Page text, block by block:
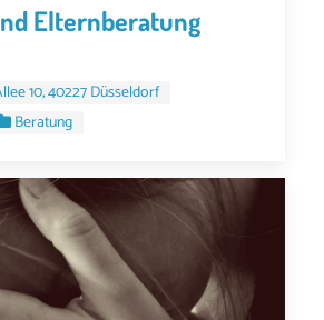
Elternberatung
10, 40227 Düsseldorf
Beratung